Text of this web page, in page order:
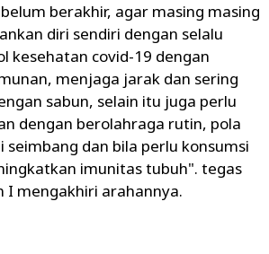
berakhir, agar masing masing
diri sendiri dengan selalu
kesehatan covid-19 dengan
menjaga jarak dan sering
sabun, selain itu juga perlu
dengan berolahraga rutin, pola
seimbang dan bila perlu konsumsi
imunitas tubuh". tegas
I mengakhiri arahannya.